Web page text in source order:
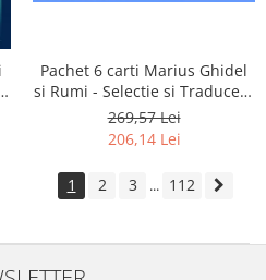
Pachet 6 carti Marius Ghidel
si Rumi - Selectie si Traducere
de Marius Ghidel
269,57 Lei
206,14 Lei
1 2 3 ... 112